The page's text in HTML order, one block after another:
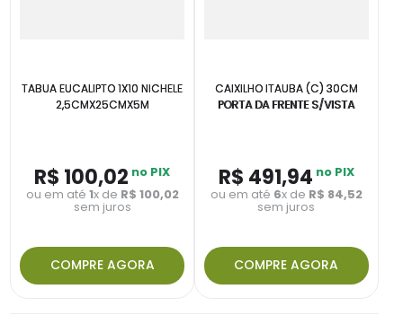
TABUA EUCALIPTO 1X10 NICHELE
2,5CMX25CMX5M
R$ 100,02 no PIX
ou em até 1x de R$ 100,02
sem juros
COMPRE AGORA
CAIXILHO ITAUBA (C) 30CM
PORTA DA FRENTE S/VISTA
R$ 491,94 no PIX
ou em até 6x de R$ 84,52
sem juros
COMPRE AGORA